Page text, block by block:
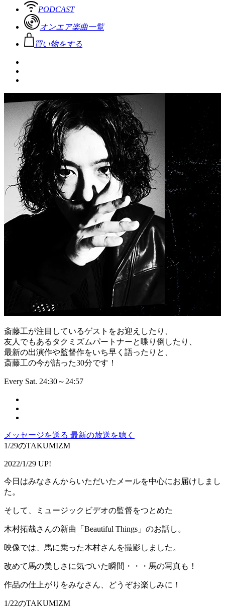
PODCAST
オンエア楽曲一覧
買い物をする
斎藤工が注目しているゲストをお迎えしたり、
友人でもあるタクミズムパートナーと喋り倒したり、
最新の出演作や監督作をいち早く語ったりと、
斎藤工の今が詰った30分です！
Every Sat. 24:30～24:57
メッセージを送る 最新の放送を聴く
1/29のTAKUMIZM
2022/1/29 UP!
今日はみなさんからいただいたメールを中心にお届けしまし
た。
そして、ミュージックビデオの監督をつとめた
木村拓哉さんの新曲「Beautiful Things」のお話し。
映像では、馬に乗った木村さんを撮影しました。
改めて馬の美しさに気づいた瞬間・・・馬の写真も！
作品の仕上がりをみなさん、どうぞお楽しみに！
1/22のTAKUMIZM